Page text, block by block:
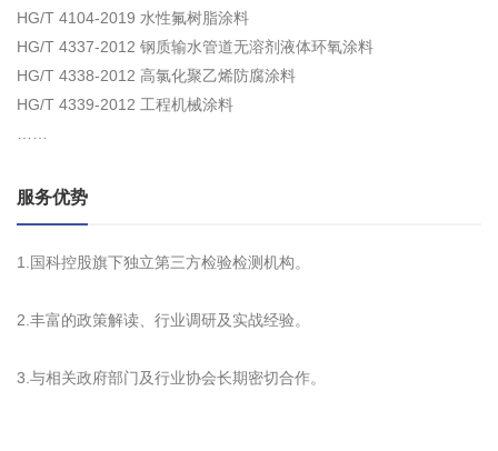
HG/T 4104-2019 水性氟树脂涂料
HG/T 4337-2012 钢质输水管道无溶剂液体环氧涂料
HG/T 4338-2012 高氯化聚乙烯防腐涂料
HG/T 4339-2012 工程机械涂料
……
服务优势
1.国科控股旗下独立第三方检验检测机构。
2.丰富的政策解读、行业调研及实战经验。
3.与相关政府部门及行业协会长期密切合作。